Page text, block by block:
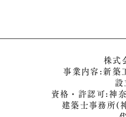
株式
事業内容:新築
設
資格・許認可:神
建築士事務所(